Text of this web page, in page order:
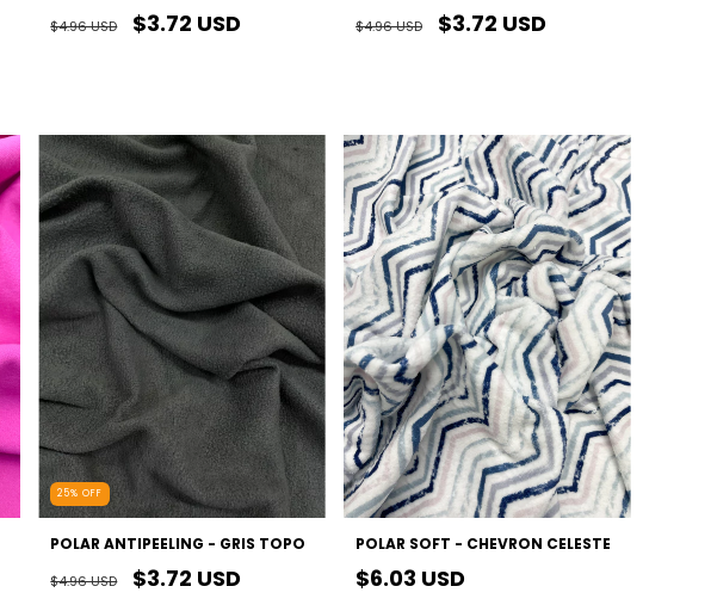
$4.96 USD $3.72 USD $4.96 USD $3.72 USD
25%OFF
POLAR ANTIPEELING - GRIS TOPO
$4.96 USD $3.72 USD
POLAR SOFT - CHEVRON CELESTE
$6.03 USD